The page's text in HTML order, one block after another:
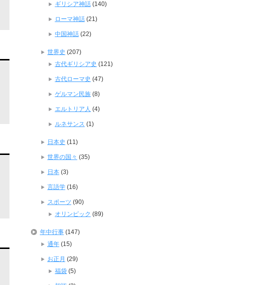
ギリシア神話(140)
ローマ神話(21)
中国神話(22)
世界史 (207)
古代ギリシア史 (121)
古代ローマ史 (47)
ゲルマン民族(8)
エルトリア人 (4)
ルネサンス (1)
日本史 (11)
世界の国々 (35)
日本(3)
言語学(16)
スポーツ (90)
オリンピック (89)
年中行事(147)
通年(15)
お正月 (29)
福袋(5)